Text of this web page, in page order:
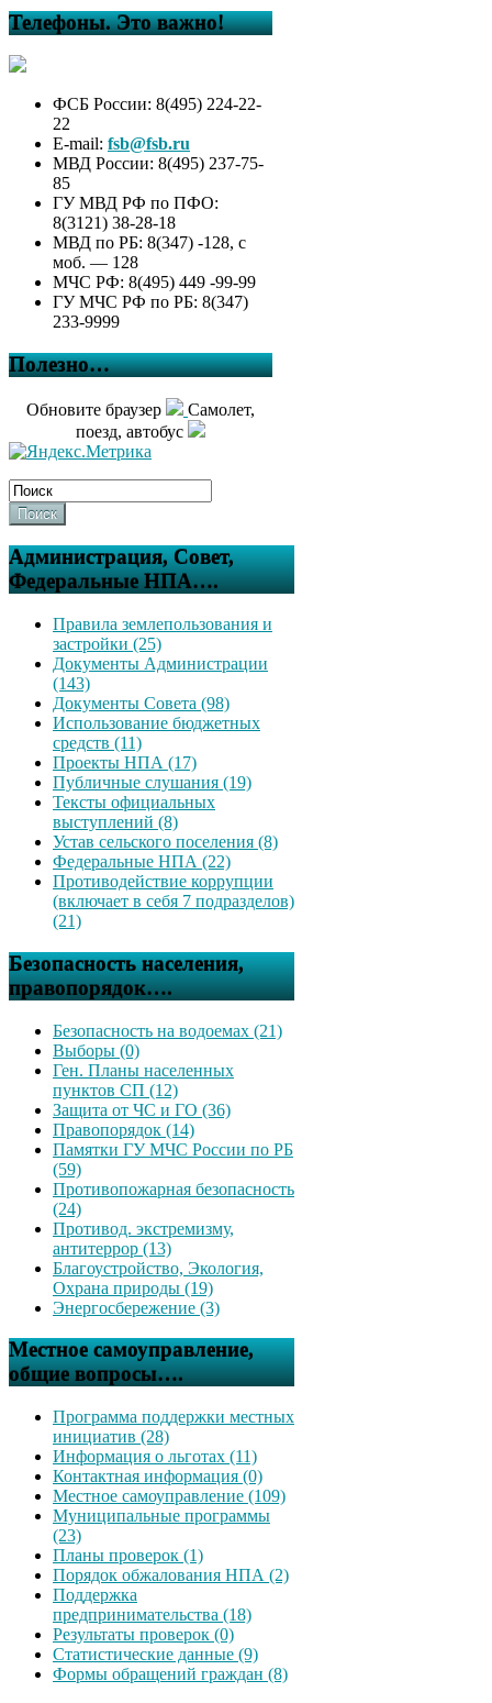
Телефоны. Это важно!
ФСБ России: 8(495) 224-22-
22
E-mail: fsb@fsb.ru
МВД России: 8(495) 237-75-
85
ГУ МВД РФ по ПФО:
8(3121) 38-28-18
МВД по РБ: 8(347) -128, с
моб. — 128
МЧС РФ: 8(495) 449 -99-99
ГУ МЧС РФ по РБ: 8(347)
233-9999
Полезно…
Обновите браузер
Самолет,
поезд, автобус
Поиск
Администрация, Совет,
Федеральные НПА….
Правила землепользования и
застройки (25)
Документы Администрации
(143)
Документы Совета (98)
Использование бюджетных
средств (11)
Проекты НПА (17)
Публичные слушания (19)
Тексты официальных
выступлений (8)
Устав сельского поселения (8)
Федеральные НПА (22)
Противодействие коррупции
(включает в себя 7 подразделов)
(21)
Безопасность населения,
правопорядок….
Безопасность на водоемах (21)
Выборы (0)
Ген. Планы населенных
пунктов СП (12)
Защита от ЧС и ГО (36)
Правопорядок (14)
Памятки ГУ МЧС России по РБ
(59)
Противопожарная безопасность
(24)
Противод. экстремизму,
антитеррор (13)
Благоустройство, Экология,
Охрана природы (19)
Энергосбережение (3)
Местное самоуправление,
общие вопросы….
Программа поддержки местных
инициатив (28)
Информация о льготах (11)
Контактная информация (0)
Местное самоуправление (109)
Муниципальные программы
(23)
Планы проверок (1)
Порядок обжалования НПА (2)
Поддержка
предпринимательства (18)
Результаты проверок (0)
Статистические данные (9)
Формы обращений граждан (8)